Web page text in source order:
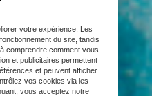
votre expérience. Les
du site, tandis
comprendre comment vous
et publicitaires permettent
et peuvent afficher
vos cookies via les
vous acceptez notre